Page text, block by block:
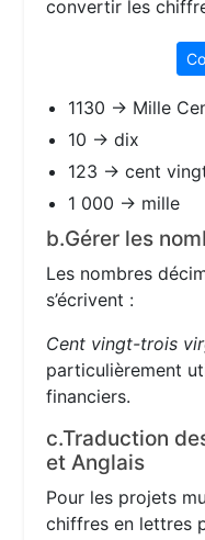
convertir les
1130 → Mille
10 → dix
123 → cent
1 000 → mille
b.Gérer les
Les nombres
s’écrivent :
Cent vingt-trois
particulièrement
financiers.
c.Traduction
et Anglais
Pour les projets
chiffres en lettres